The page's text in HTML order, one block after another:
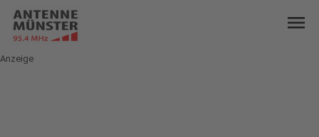
menu
Anzeige